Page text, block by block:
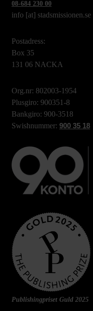
08-684 230 00
info [at] stadsmissionen.se
Postadress:
Box 35
131 06 NACKA
Org.nr: 802003-1954
Plusgiro: 900351-8
Bankgiro: 900-3518
Swishnummer: 900 35 18
Publishingpriset Guld 2025